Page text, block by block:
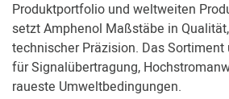
Produktportfolio und weltweiten
setzt Amphenol Maßstäbe in
technischer Präzision. Das
für Signalübertragung,
raueste Umweltbedingungen.